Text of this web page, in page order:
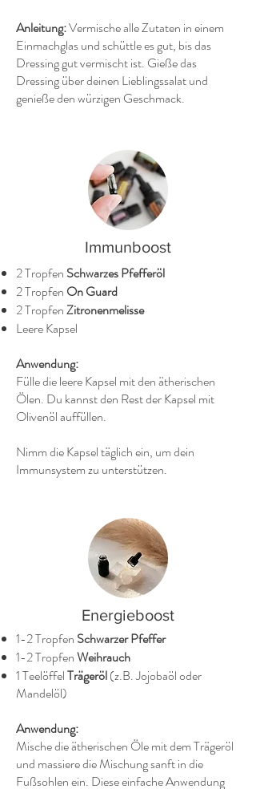
Anleitung:Vermische alle Zutaten in einem
Einmachglas und schüttle es gut, bis das
Dressing gut vermischt ist. Gieße das
Dressing über deinen Lieblingssalat und
genieße den würzigen Geschmack.
Immunboost
2 Tropfen Schwarzes Pfefferöl
2 Tropfen On Guard
2 TropfenZitronenmelisse
Leere Kapsel
Anwendung:
Fülle die leere Kapsel mit den ätherischen
Ölen. Du kannst den Rest der Kapsel mit
Olivenöl auffüllen.
Nimm die Kapsel täglich ein, um dein
Immunsystem zu unterstützen.
Energieboost
1-2 Tropfen Schwarzer Pfeffer
1-2 TropfenWeihrauch
1 TeelöffelTrägeröl(z.B. Jojobaöl oder
Mandelöl)
Anwendung:
Mische die ätherischen Öle mit dem Trägeröl
und massiere die Mischung sanft in die
Fußsohlen ein. Diese einfache Anwendung